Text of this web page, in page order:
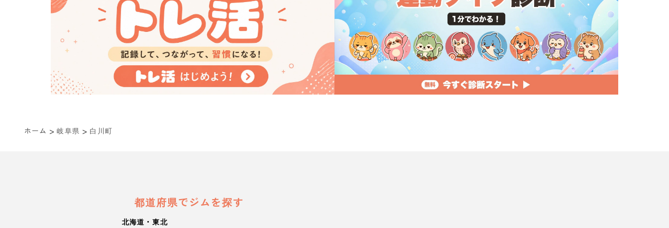
ホーム > 岐阜県 > 白川町
都道府県でジムを探す
北海道・東北